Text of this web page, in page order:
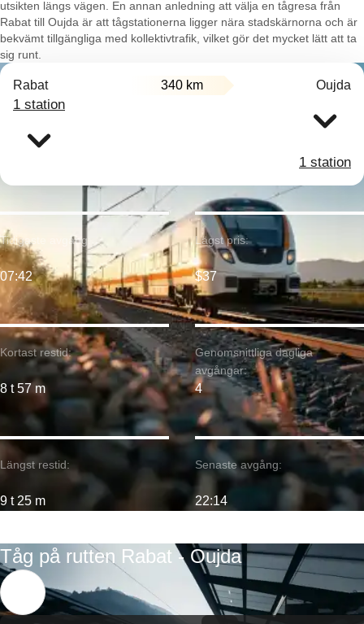
utsikten längs vägen. En annan anledning att välja en tågresa från
Rabat till Oujda är att tågstationerna ligger nära stadskärnorna och är
bekvämt tillgängliga med kollektivtrafik, vilket gör det mycket lätt att ta
sig runt.
Rabat 340 km Oujda
1 station
1 station
Kortast restid:
8 t 57 m
Tidigaste avgång:
07:42
Längst restid:
9 t 25 m
Lägst pris:
$37
Genomsnittliga dagliga
avgångar:
4
Senaste avgång:
22:14
Tåg på rutten Rabat - Oujda